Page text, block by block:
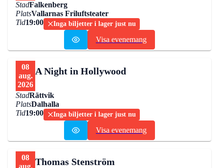
StadFalkenberg
PlatsVallarnas Friluftsteater
Tid19:00 Inga biljetter i lager just nu
Visa evenemang
08
aug.
2026
A Night in Hollywood
StadRättvik
PlatsDalhalla
Tid19:00 Inga biljetter i lager just nu
Visa evenemang
08
aug. Thomas Stenström